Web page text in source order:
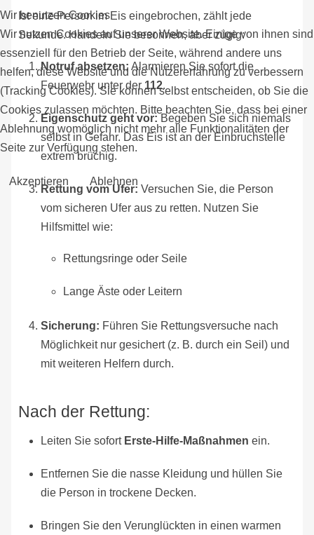
Ist eine Person im Eis eingebrochen, zählt jede
Sekunde. Handeln Sie besonnen, aber zügig:
Notruf absetzen: Alarmieren Sie sofort die
Feuerwehr unter der 112.
Eigenschutz geht vor: Begeben Sie sich niemals
selbst in Gefahr. Das Eis ist an der Einbruchstelle
extrem brüchig.
Rettung vom Ufer: Versuchen Sie, die Person
vom sicheren Ufer aus zu retten. Nutzen Sie
Hilfsmittel wie:
Rettungsringe oder Seile
Lange Äste oder Leitern
Sicherung: Führen Sie Rettungsversuche nach
Möglichkeit nur gesichert (z. B. durch ein Seil) und
mit weiteren Helfern durch.
Nach der Rettung:
Leiten Sie sofort Erste-Hilfe-Maßnahmen ein.
Entfernen Sie die nasse Kleidung und hüllen Sie
die Person in trockene Decken.
Bringen Sie den Verunglückten in einen warmen
Wir benutzen Cookies
Wir nutzen Cookies auf unserer Website. Einige von ihnen sind
essenziell für den Betrieb der Seite, während andere uns
helfen, diese Website und die Nutzererfahrung zu verbessern
(Tracking Cookies). Sie können selbst entscheiden, ob Sie die
Cookies zulassen möchten. Bitte beachten Sie, dass bei einer
Ablehnung womöglich nicht mehr alle Funktionalitäten der
Seite zur Verfügung stehen.
Akzeptieren Ablehnen